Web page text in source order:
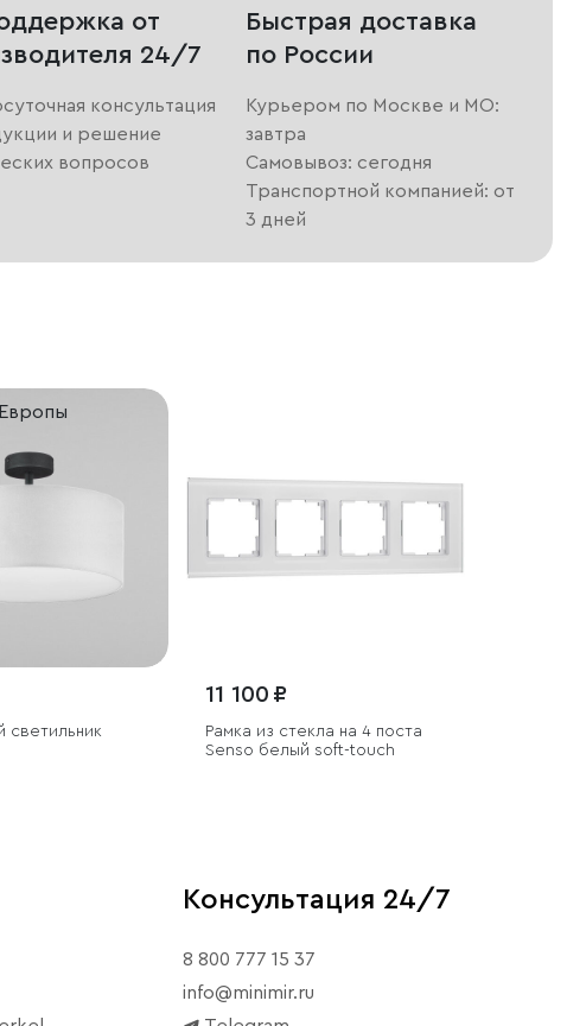
от
24/7
консультация
и решение
вопросов
Быстрая доставка
по России
Курьером по Москве и МО:
завтра
Самовывоз: сегодня
Транспортной компанией: от
3 дней
светильник
11 100 ₽
Рамка из стекла на 4 поста
Senso белый soft-touch
Консультация 24/7
8 800 777 15 37
info@minimir.ru